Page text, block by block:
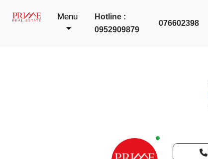
Menu
Hotline :
0952909879
076602398
New alerts